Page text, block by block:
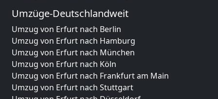
Umzüge-Deutschlandweit
Umzug von Erfurt nach Berlin
Umzug von Erfurt nach Hamburg
Umzug von Erfurt nach München
Umzug von Erfurt nach Köln
Umzug von Erfurt nach Frankfurt am Main
Umzug von Erfurt nach Stuttgart